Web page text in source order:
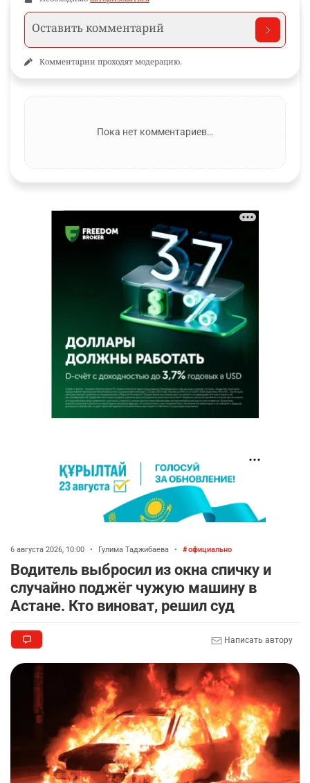
Комментарии проходят модерацию.
Пока нет комментариев…
6 августа 2026, 10:00 • Гулима Таджибаева • официально
Водитель выбросил из окна спичку и
случайно поджёг чужую машину в
Астане. Кто виноват, решил суд
Написать автору